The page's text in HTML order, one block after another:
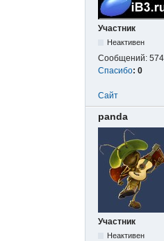
Участник
Неактивен
Сообщений: 574
Спасибо: 0
Сайт
panda
Участник
Неактивен